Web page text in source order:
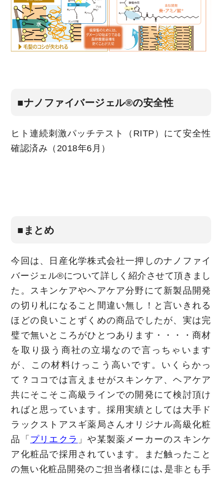
■ナノファイバージェル®の安全性
ヒト連続刺激パッチテスト（RITP）にて安全性
確認済み（2018年6月）
■まとめ
今回は、日産化学株式会社一押しのナノファイ
バージェル®について詳しく紹介させて頂きまし
た。スキンケアやヘアケア分野にて新製品開発
の切り札になること間違い無し！と言いきれる
ほどの良いことずくめの商品でしたが、実は完
璧で無いところがひとつあります・・・・商材
を取り扱う商社の立場なので言っちゃいます
が、この材料けっこう高いです。いくらかっ
て？ココでは言えませがスキンケア、ヘアケア
共にそこそこ高級ラインでの開発にて検討頂け
ればと思っています。採用実績としては大手ド
ラックストアスギ薬局さんオリジナル高級化粧
品「 プリエクラ 」や某製薬メーカーのスキンケ
ア化粧品で採用されています。まだ触ったこと
の無い化粧品開発のご担当者様には､是非とも手